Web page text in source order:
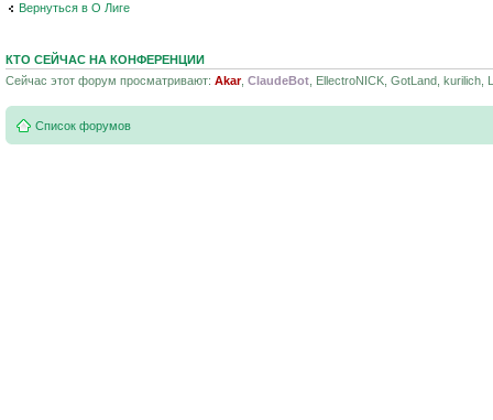
Вернуться в О Лиге
КТО СЕЙЧАС НА КОНФЕРЕНЦИИ
Сейчас этот форум просматривают: Akar, ClaudeBot , EllectroNICK, GotLand, kurilich,
Список форумов